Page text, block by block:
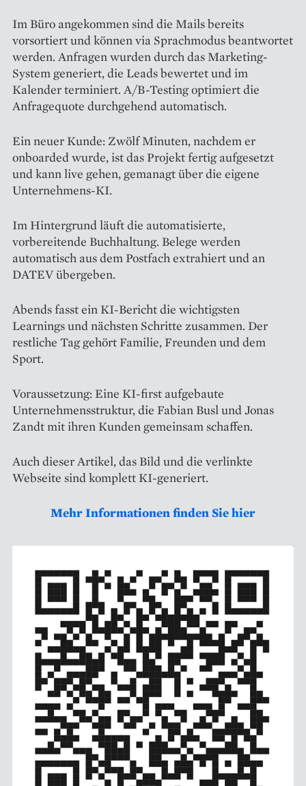
Im Büro angekommen sind die Mails bereits
vorsortiert und können via Sprachmodus beantwortet
werden. Anfragen wurden durch das Marketing-
System generiert, die Leads bewertet und im
Kalender terminiert. A/B-Testing optimiert die
Anfragequote durchgehend automatisch.
Ein neuer Kunde: Zwölf Minuten, nachdem er
onboarded wurde, ist das Projekt fertig aufgesetzt
und kann live gehen, gemanagt über die eigene
Unternehmens-KI.
Im Hintergrund läuft die automatisierte,
vorbereitende Buchhaltung. Belege werden
automatisch aus dem Postfach extrahiert und an
DATEV übergeben.
Abends fasst ein KI-Bericht die wichtigsten
Learnings und nächsten Schritte zusammen. Der
restliche Tag gehört Familie, Freunden und dem
Sport.
Voraussetzung: Eine KI-first aufgebaute
Unternehmensstruktur, die Fabian Busl und Jonas
Zandt mit ihren Kunden gemeinsam schaffen.
Auch dieser Artikel, das Bild und die verlinkte
Webseite sind komplett KI-generiert.
Mehr Informationen finden Sie hier